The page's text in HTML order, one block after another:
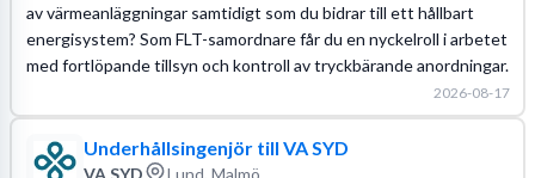
av värmeanläggningar samtidigt som du bidrar till ett hållbart
energisystem? Som FLT-samordnare får du en nyckelroll i arbetet
med fortlöpande tillsyn och kontroll av tryckbärande anordningar.
2026-08-17
Underhållsingenjör till VA SYD
VA SYD Lund, Malmö